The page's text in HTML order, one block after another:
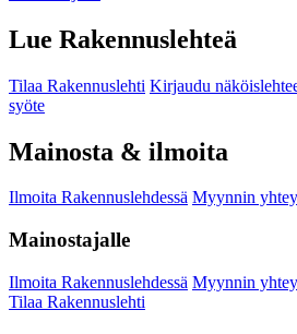
Lue Rakennuslehteä
Tilaa Rakennuslehti Kirjaudu
syöte
Mainosta & ilmoita
Ilmoita Rakennuslehdessä Myynnin
Mainostajalle
Ilmoita Rakennuslehdessä Myynnin
Tilaa Rakennuslehti